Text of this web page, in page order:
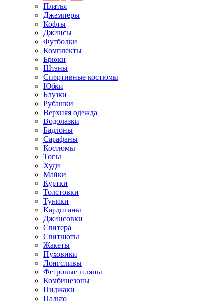
Платья
Джемперы
Кофты
Джинсы
Футболки
Комплекты
Брюки
Штаны
Спортивные костюмы
Юбки
Блузки
Рубашки
Верхняя одежда
Водолазки
Бадлоны
Сарафаны
Костюмы
Топы
Худи
Майки
Куртки
Толстовки
Туники
Кардиганы
Джинсовки
Свитера
Свитшоты
Жакеты
Пуховики
Лонгсливы
Фетровые шляпы
Комбинезоны
Пиджаки
Пальто